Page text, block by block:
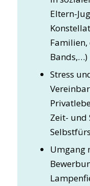
Eltern-
Bands,…)
Stress
Zeit- und
Umgang